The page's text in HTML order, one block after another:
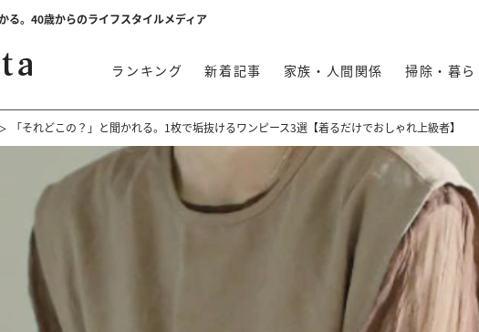
る。40歳からのライフスタイルメディア
ランキング 新着記事 家族・人間関係 掃除・暮ら
「それどこの？」と聞かれる。1枚で垢抜けるワンピース3選【着るだけでおしゃれ上級者】